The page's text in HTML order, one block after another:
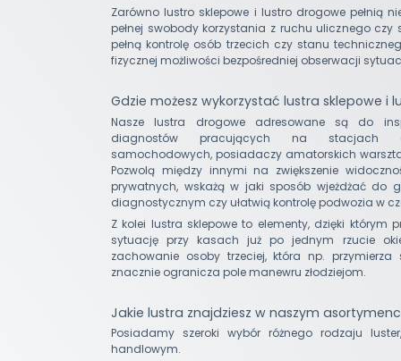
Zarówno lustro sklepowe i lustro drogowe pełnią
pełnej swobody korzystania z ruchu ulicznego czy
pełną kontrolę osób trzecich czy stanu
fizycznej możliwości bezpośredniej obserwacji
Gdzie możesz wykorzystać lustra sklepowe i
Nasze lustra drogowe adresowane są do
diagnostów pracujących na stacjach
samochodowych, posiadaczy amatorskich
Pozwolą między innymi na zwiększenie
prywatnych, wskażą w jaki sposób wjeżdżać do
diagnostycznym czy ułatwią kontrolę podwozia w
Z kolei lustra sklepowe to elementy, dzięki którym
sytuację przy kasach już po jednym rzucie
zachowanie osoby trzeciej, która np. przymierza
znacznie ogranicza pole manewru złodziejom.
Jakie lustra znajdziesz w naszym
Posiadamy szeroki wybór różnego rodzaju
handlowym.